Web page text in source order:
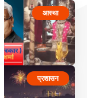
आस्था
प्रशासन